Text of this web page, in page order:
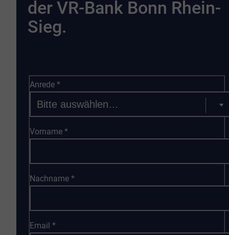
der VR-Bank Bonn Rhein-
Sieg.
Anrede*
Vorname*
Nachname*
Email*